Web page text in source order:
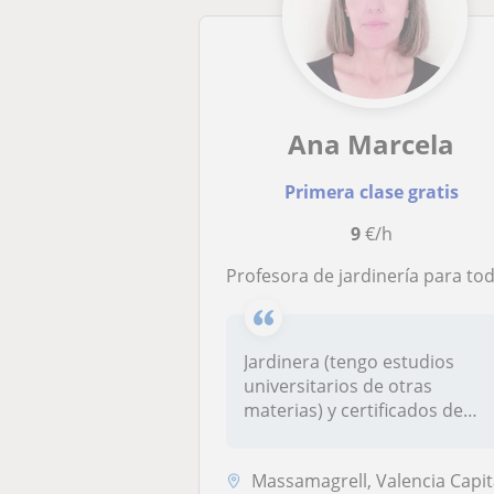
Ana Marcela
Primera clase gratis
9€/h
Profesora de jardinería para todas las
Jardinera (tengo estudios
universitarios de otras
materias) y certificados de
Massamagrell, Valencia